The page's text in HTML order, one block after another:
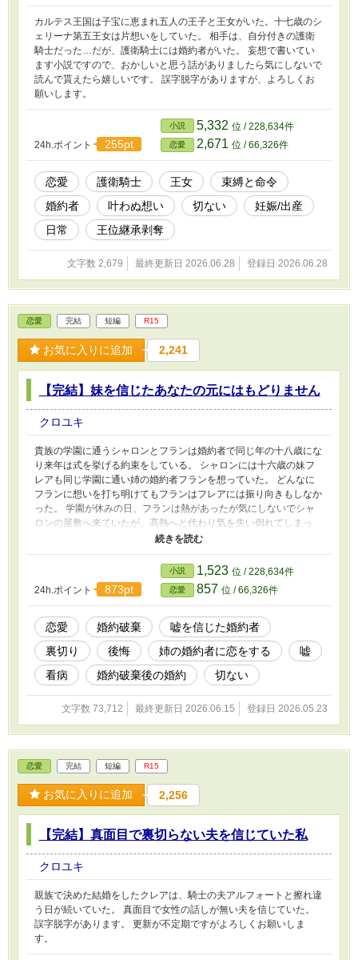
カルテス王国は子宝に恵まれ五人の王子と王女がいた。十七歳のシ
ェリーナ第五王女は片想いをしていた。 相手は、自分付きの護衛
騎士だった…だが、護衛騎士には婚約者がいた。 妄想で書いてい
ます小説ですので、おかしいと思う話がありましたら気にしないで
読んで貰えたら嬉しいです。 誤字脱字がありますが、よろしくお
願いします。
24h.ポイント 255pt
小説 5,332 位 / 228,634件
恋愛 2,671 位 / 66,326件
恋愛 護衛騎士 王女
束縛と命令
婚約者
叶わぬ想い 切ない
妊娠/出産
日常
王位継承剥奪
文字数 2,679 最終更新日 2026.06.28 登録日 2026.06.28
恋愛 完結 短編 R15
お気に入りに追加 2,241
【完結】妹を信じたあなたの元にはもどりません
クロユキ
貴族の学園に通うシャロンとフランは婚約者で同じ年の十八歳にな
り来年は式を挙げる約束をしている。 シャロンには十六歳の妹フ
レアも同じ学園に通い姉の婚約者フランを想っていた。 どんなに
フランに想いを打ち明けてもフランはフレアには振り向きもしなか
った。 学園が休みの日、フランは熱があったが気にしないでシャ
ロンの屋敷へ来ていたが、高熱へと代わり気を失い倒れてしまっ
た。 シャロンは寝ずの看病をしていた…二日でフランの高熱が下
たら呼びに来て欲しいと自分の部屋に戻った。 メイドがシーツを
持ち部屋を離れると妹のフレアがフランが寝ている部屋に入った。
メイドがフランが目を覚ましたとシャロンに知らせシャロンは急い
で部屋に入った…だが、フランはシャロンを見ても笑顔がなく代わ
りに側にいたフレアに優しい声を掛けるように成っていた。 誤字
脱字があります。 不定期ですが、よろしくお願いします。
24h.ポイント 873pt
小説 1,523 位 / 228,634件
恋愛 857 位 / 66,326件
恋愛 婚約破棄
嘘を信じた婚約者
裏切り
後悔 姉の婚約者に恋をする
嘘
看病
婚約破棄後の婚約 切ない
文字数 73,712 最終更新日 2026.06.15 登録日 2026.05.23
恋愛 完結 短編 R15
お気に入りに追加 2,256
【完結】真面目で裏切らない夫を信じていた私
クロユキ
親族で決めた結婚をしたクレアは、騎士の夫アルフォートと擦れ違
う日が続いていた。 真面目で女性の話しが無い夫を信じていた。
誤字脱字があります。 更新が不定期ですがよろしくお願いしま
す。